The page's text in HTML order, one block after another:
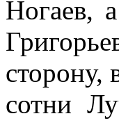
Ногаев,
сторону,
сотни